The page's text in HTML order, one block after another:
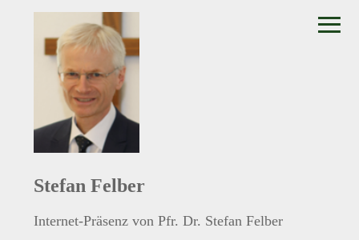
Stefan Felber
Internet-Präsenz von Pfr. Dr. Stefan Felber
≡